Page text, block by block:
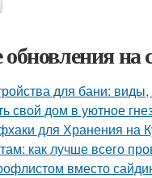
на
для бани:
свой дом в уютное
для Хранения на
как лучше всего
вместо